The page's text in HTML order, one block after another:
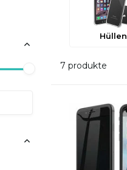
Hüllen
7 produkte